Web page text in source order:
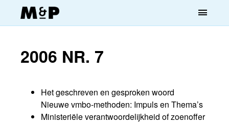
menu
2006 NR. 7
Het geschreven en gesproken woord
Nieuwe vmbo-methoden: Impuls en Thema’s
Ministeriële verantwoordelijkheid of zoenoffer